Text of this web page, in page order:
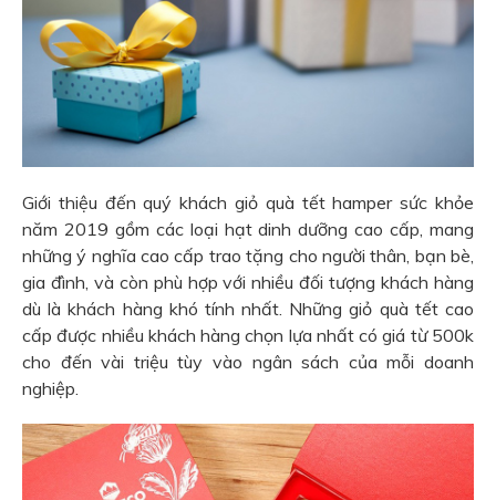
Giới thiệu đến quý khách giỏ quà tết hamper sức khỏe
năm 2019 gồm các loại hạt dinh dưỡng cao cấp, mang
những ý nghĩa cao cấp trao tặng cho người thân, bạn bè,
gia đình, và còn phù hợp với nhiều đối tượng khách hàng
dù là khách hàng khó tính nhất. Những giỏ quà tết cao
cấp được nhiều khách hàng chọn lựa nhất có giá từ 500k
cho đến vài triệu tùy vào ngân sách của mỗi doanh
nghiệp.